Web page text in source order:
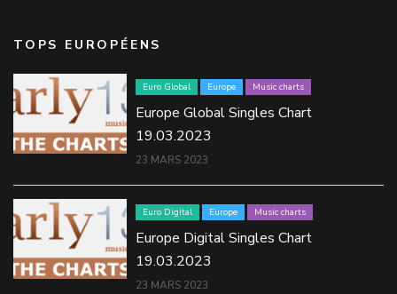
TOPS EUROPÉENS
Euro Global Europe Music charts
Europe Global Singles Chart
19.03.2023
23 MARS 2023
Euro Digital Europe Music charts
Europe Digital Singles Chart
19.03.2023
23 MARS 2023